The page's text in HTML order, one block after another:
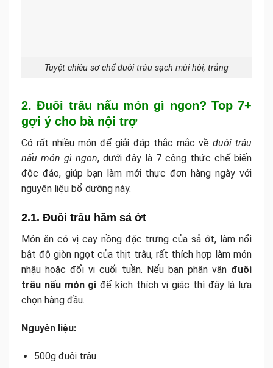
Tuyệt chiêu sơ chế đuôi trâu sạch mùi hôi, trắng
2. Đuôi trâu nấu món gì ngon? Top 7+
gợi ý cho bà nội trợ
Có rất nhiều món để giải đáp thắc mắc về đuôi trâu
nấu món gì ngon, dưới đây là 7 công thức chế biến
độc đáo, giúp bạn làm mới thực đơn hàng ngày với
nguyên liệu bổ dưỡng này.
2.1. Đuôi trâu hầm sả ớt
Món ăn có vị cay nồng đặc trưng của sả ớt, làm nổi
bật độ giòn ngọt của thịt trâu, rất thích hợp làm món
nhậu hoặc đổi vị cuối tuần. Nếu bạn phân vân đuôi
trâu nấu món gì để kích thích vị giác thì đây là lựa
chọn hàng đầu.
Nguyên liệu:
500g đuôi trâu